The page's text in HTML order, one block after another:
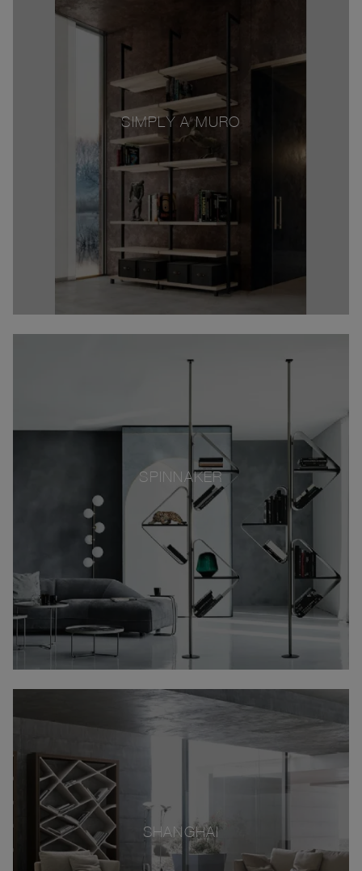
SIMPLY A MURO
SPINNAKER
SHANGHAI